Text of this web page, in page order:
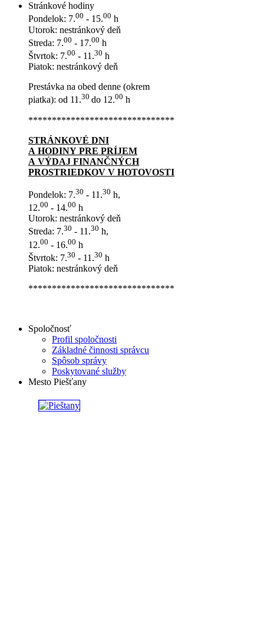
Stránkové hodiny
Pondelok: 7.00 - 15.00 h
Utorok: nestránkový deň
Streda: 7.00 - 17.00 h
Štvrtok: 7.00 - 11.30 h
Piatok: nestránkový deň
Prestávka na obed denne (okrem
piatka): od 11.30 do 12.00 h
*******************************
STRÁNKOVÉ DNI
A HODINY PRE PRÍJEM
A VÝDAJ FINANČNÝCH
PROSTRIEDKOV V HOTOVOSTI
Pondelok: 7.30 - 11.30 h,
12.00 - 14.00 h
Utorok: nestránkový deň
Streda: 7.30 - 11.30 h,
12.00 - 16.00 h
Štvrtok: 7.30 - 11.30 h
Piatok: nestránkový deň
*******************************
Spoločnosť
Profil spoločnosti
Základné činnosti správcu
Spôsob správy
Poskytované služby
Mesto Piešťany